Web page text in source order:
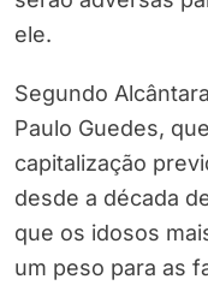
ele.
Segundo
Paulo Guedes,
capitalização
desde a década
que os idosos
um peso para as